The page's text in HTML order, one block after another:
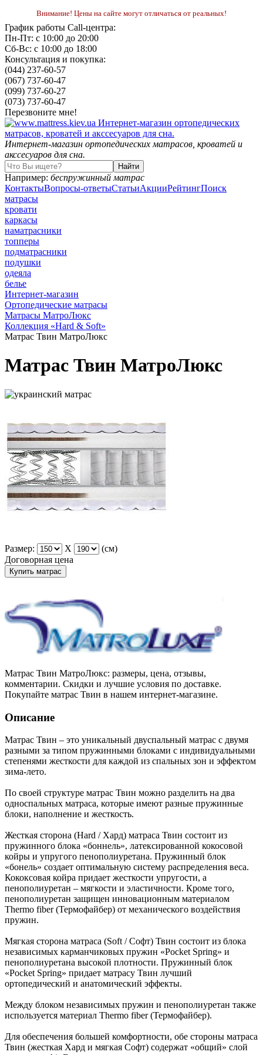
Внимание! Цены на сайте могут отличаться от реальных!
График работы Call-центра:
Пн-Пт: с 10:00 до 20:00
Сб-Вс: с 10:00 до 18:00
Консультация и покупка:
(044) 237-60-57
(067) 737-60-47
(099) 737-60-27
(073) 737-60-47
Перезвоните мне!
Интернет-магазин ортопедических матрасов, кроватей и
акссесуаров для сна.
Например: беспружинный матрас
КонтактыВопросы-ответыСтатьиАкцииРейтингПоиск
матрасы
кровати
каркасы
наматрасники
топперы
подматрасники
подушки
одеяла
белье
Интернет-магазин
Ортопедические матрасы
Матрасы МатроЛюкс
Коллекция «Hard & Soft»
Матрас Твин МатроЛюкс
Матрас Твин МатроЛюкс
Размер: X
(см)
Договорная цена
Купить матрас
Матрас Твин МатроЛюкс: размеры, цена, отзывы,
комментарии. Скидки и лучшие условия по доставке.
Покупайте матрас Твин в нашем интернет-магазине.
Описание
Матрас Твин – это уникальный двуспальный матрас с двумя
разными за типом пружинными блоками с индивидуальными
степенями жесткости для каждой из спальных зон и эффектом
зима-лето.
По своей структуре матрас Твин можно разделить на два
односпальных матраса, которые имеют разные пружинные
блоки, наполнение и жесткость.
Жесткая сторона (Hard / Хард) матраса Твин состоит из
пружинного блока «боннель», латексированной кокосовой
койры и упругого пенополиуретана. Пружинный блок
«бонель» создает оптимальную систему распределения веса.
Кококсовая койра придает жесткости упругости, а
пенополиуретан – мягкости и эластичности. Кроме того,
пенополиуретан защищен инновационным материалом
Thermo fiber (Термофайбер) от механического воздействия
пружин.
Мягкая сторона матраса (Soft / Софт) Твин состоит из блока
независимых карманчиковых пружин «Pocket Spring» и
пенополиуретана высокой плотности. Пружинный блок
«Pocket Spring» придает матрасу Твин лучший
ортопедический и анатомический эффекты.
Между блоком независимых пружин и пенополиуретан также
используется материал Thermo fiber (Термофайбер).
Для обеспечения большей комфортности, обе стороны матраса
Твин (жесткая Хард и мягкая Софт) содержат «общий» слой